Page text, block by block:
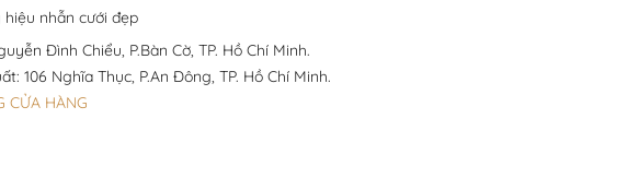
hiệu nhẫn cưới đẹp
Đình Chiểu, P.Bàn Cờ, TP. Hồ Chí Minh.
106 Nghĩa Thục, P.An Đông, TP. Hồ Chí Minh.
CỬA HÀNG